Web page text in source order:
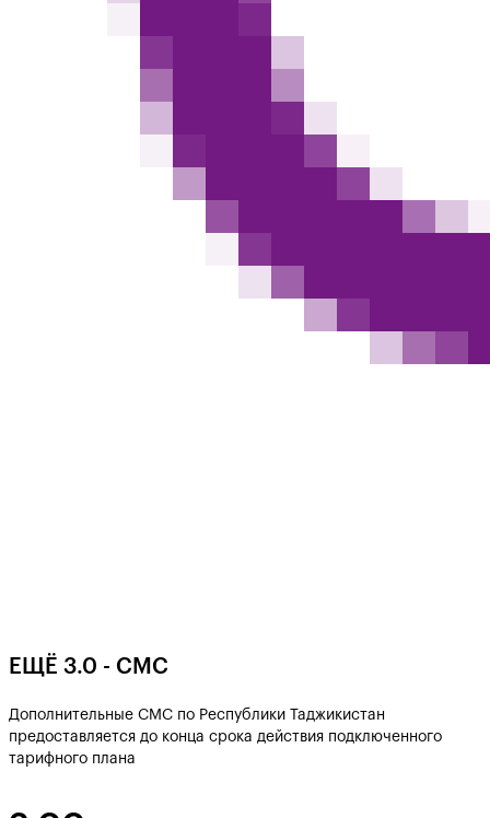
EЩË 3.0 - СМС
Дополнительные СМС по Республики Таджикистан
предоставляется до конца срока действия подключенного
тарифного плана